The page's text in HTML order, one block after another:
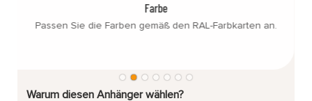
Farbe
Passen Sie die Farben gemäß den RAL-Farbkarten an.
Warum diesen Anhänger wählen?